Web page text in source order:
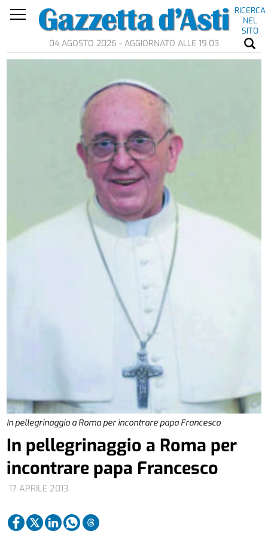
RICERCA
NEL
SITO
04 AGOSTO 2026 - AGGIORNATO ALLE 19.03
In pellegrinaggio a Roma per incontrare papa Francesco
17 APRILE 2013
In pellegrinaggio a Roma per
incontrare papa Francesco